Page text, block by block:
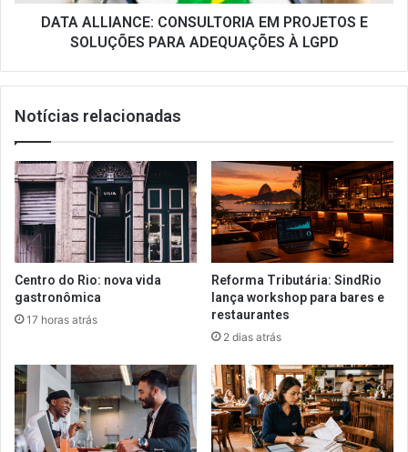
DATA ALLIANCE: CONSULTORIA EM PROJETOS E
SOLUÇÕES PARA ADEQUAÇÕES À LGPD
Notícias relacionadas
Centro do Rio: nova vida
gastronômica
17 horas atrás
Reforma Tributária: SindRio
lança workshop para bares e
restaurantes
2 dias atrás